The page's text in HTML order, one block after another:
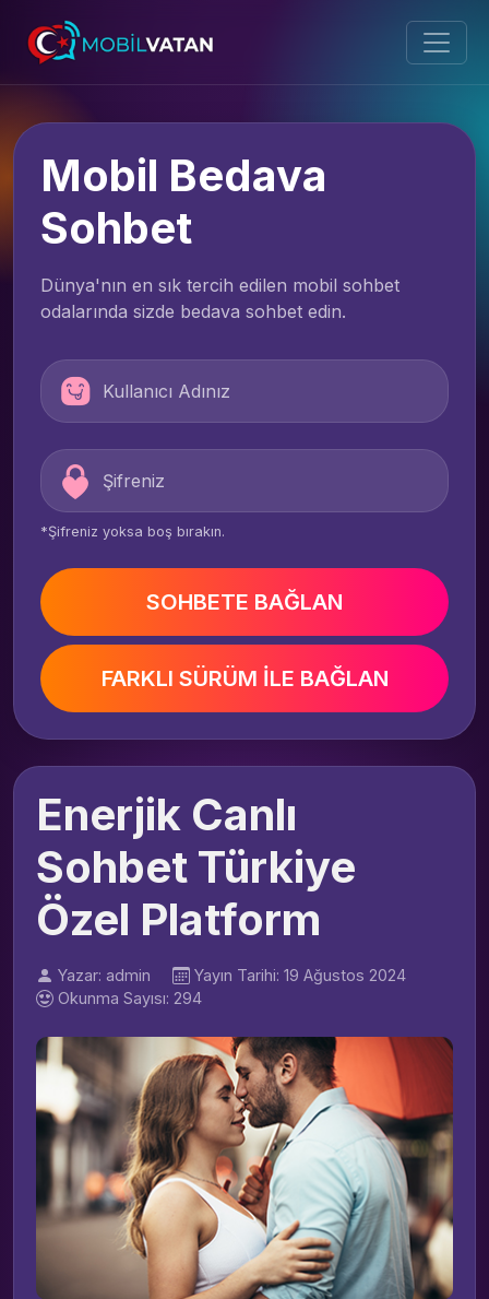
Mobil Bedava
Sohbet
Dünya'nın en sık tercih edilen mobil sohbet
odalarında sizde bedava sohbet edin.
*Şifreniz yoksa boş bırakın.
SOHBETE BAĞLAN
FARKLI SÜRÜM İLE BAĞLAN
Enerjik Canlı
Sohbet Türkiye
Özel Platform
Yazar: admin
Yayın Tarihi: 19 Ağustos 2024
Okunma Sayısı: 294